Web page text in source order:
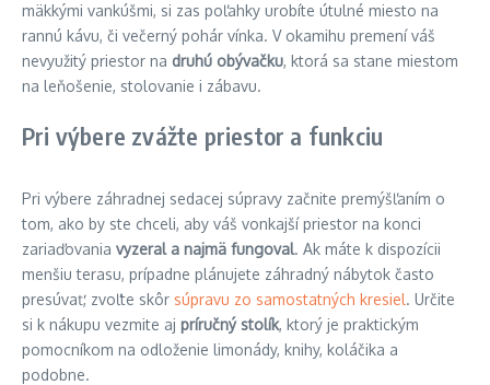
mäkkými vankúšmi, si zas poľahky urobíte útulné miesto na
rannú kávu, či večerný pohár vínka. V okamihu premení váš
nevyužitý priestor na druhú obývačku, ktorá sa stane miestom
na leňošenie, stolovanie i zábavu.
Pri výbere zvážte priestor a funkciu
Pri výbere záhradnej sedacej súpravy začnite premýšľaním o
tom, ako by ste chceli, aby váš vonkajší priestor na konci
zariaďovania vyzeral a najmä fungoval. Ak máte k dispozícii
menšiu terasu, prípadne plánujete záhradný nábytok často
presúvať, zvoľte skôr súpravu zo samostatných kresiel. Určite
si k nákupu vezmite aj príručný stolík, ktorý je praktickým
pomocníkom na odloženie limonády, knihy, koláčika a
podobne.